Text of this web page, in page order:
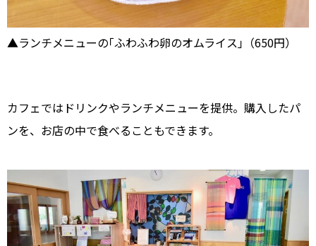
▲ランチメニューの｢ふわふわ卵のオムライス｣（650円）
カフェではドリンクやランチメニューを提供。購入したパ
ンを、お店の中で食べることもできます。